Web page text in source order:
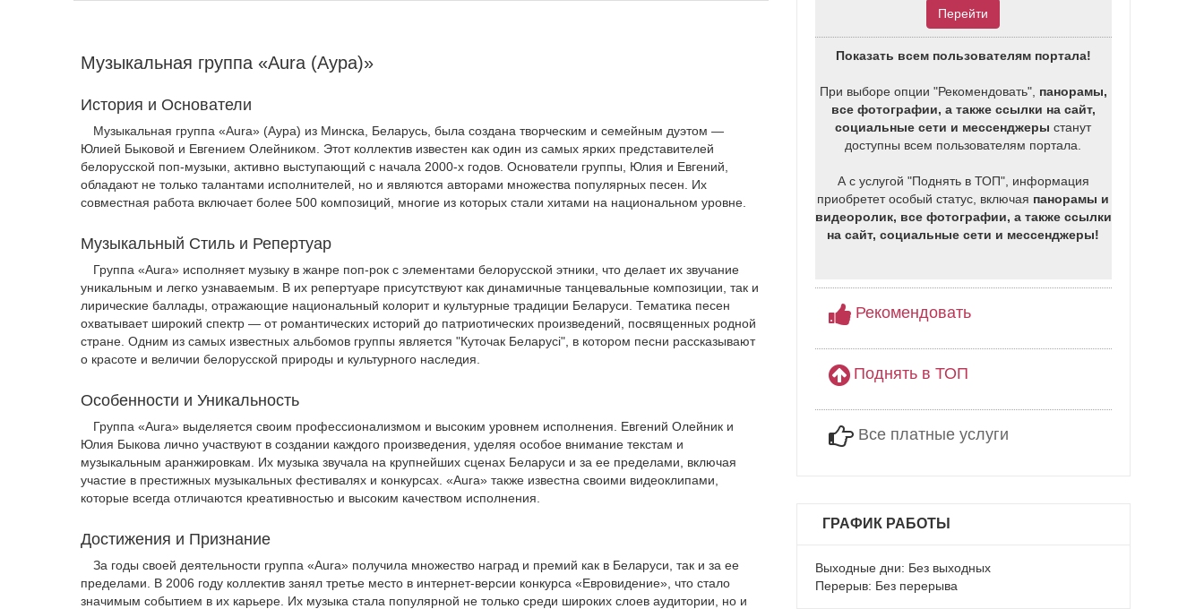
Музыкальная группа «Aura (Аура)»
История и Основатели
Музыкальная группа «Aura» (Аура) из Минска, Беларусь, была создана творческим и семейным дуэтом —
Юлией Быковой и Евгением Олейником. Этот коллектив известен как один из самых ярких представителей
белорусской поп-музыки, активно выступающий с начала 2000-х годов. Основатели группы, Юлия и Евгений,
обладают не только талантами исполнителей, но и являются авторами множества популярных песен. Их
совместная работа включает более 500 композиций, многие из которых стали хитами на национальном уровне.
Музыкальный Стиль и Репертуар
Группа «Aura» исполняет музыку в жанре поп-рок с элементами белорусской этники, что делает их звучание
уникальным и легко узнаваемым. В их репертуаре присутствуют как динамичные танцевальные композиции, так и
лирические баллады, отражающие национальный колорит и культурные традиции Беларуси. Тематика песен
охватывает широкий спектр — от романтических историй до патриотических произведений, посвященных родной
стране. Одним из самых известных альбомов группы является "Куточак Беларусі", в котором песни рассказывают
о красоте и величии белорусской природы и культурного наследия.
Особенности и Уникальность
Группа «Aura» выделяется своим профессионализмом и высоким уровнем исполнения. Евгений Олейник и
Юлия Быкова лично участвуют в создании каждого произведения, уделяя особое внимание текстам и
музыкальным аранжировкам. Их музыка звучала на крупнейших сценах Беларуси и за ее пределами, включая
участие в престижных музыкальных фестивалях и конкурсах. «Aura» также известна своими видеоклипами,
которые всегда отличаются креативностью и высоким качеством исполнения.
Достижения и Признание
За годы своей деятельности группа «Aura» получила множество наград и премий как в Беларуси, так и за ее
пределами. В 2006 году коллектив занял третье место в интернет-версии конкурса «Евровидение», что стало
значимым событием в их карьере. Их музыка стала популярной не только среди широких слоев аудитории, но и
Перейти
Показать всем пользователям портала!
При выборе опции "Рекомендовать", панорамы,
все фотографии, а также ссылки на сайт,
социальные сети и мессенджеры станут
доступны всем пользователям портала.
А с услугой "Поднять в ТОП", информация
приобретет особый статус, включая панорамы и
видеоролик, все фотографии, а также ссылки
на сайт, социальные сети и мессенджеры!
Рекомендовать
Поднять в ТОП
Все платные услуги
ГРАФИК РАБОТЫ
Выходные дни: Без выходных
Перерыв: Без перерыва